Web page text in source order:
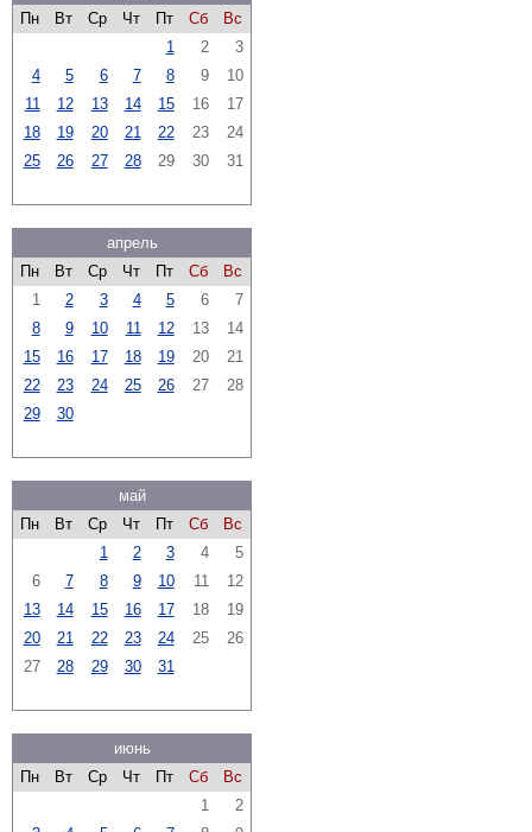
Пн
Вт Ср Чт Пт Сб
Вс
1
2
3
4
5 6 7 8 9
10
11
12 13 14 15 16
17
18
19 20 21 22 23
24
25
26 27 28 29 30 31
апрель
Пн
Вт Ср Чт Пт Сб
Вс
1
2 3 4 5 6
7
8
9 10 11 12 13
14
15
16 17 18 19 20
21
22
23 24 25 26 27
28
29
30
май
Пн
Вт Ср Чт Пт Сб
Вс
1
2 3 4
5
6
7 8 9 10 11
12
13
14 15 16 17 18
19
20
21 22 23 24 25
26
27
28 29 30 31
июнь
Пн
Вт Ср Чт Пт Сб
Вс
1
2